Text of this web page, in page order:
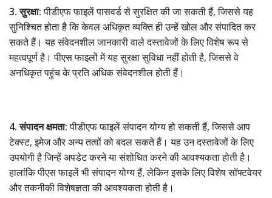
3. सुरक्षा:पीडीएफ फाइलें पासवर्ड से सुरक्षित की जा सकती हैं, जिससे यह
सुनिश्चित होता है कि केवल अधिकृत व्यक्ति ही उन्हें खोल और संपादित कर
सकते हैं। यह संवेदनशील जानकारी वाले दस्तावेजों के लिए विशेष रूप से
महत्वपूर्ण है। पीएस फाइलों में यह सुरक्षा सुविधा नहीं होती है, जिससे वे
अनधिकृत पहुंच के प्रति अधिक संवेदनशील होती हैं।
4. संपादन क्षमता:पीडीएफ फाइलें संपादन योग्य हो सकती हैं, जिससे आप
टेक्स्ट, इमेज और अन्य तत्वों को बदल सकते हैं। यह उन दस्तावेजों के लिए
उपयोगी है जिन्हें अपडेट करने या संशोधित करने की आवश्यकता होती है।
हालांकि पीएस फाइलें भी संपादन योग्य हैं, लेकिन इसके लिए विशेष सॉफ्टवेयर
और तकनीकी विशेषज्ञता की आवश्यकता होती है।